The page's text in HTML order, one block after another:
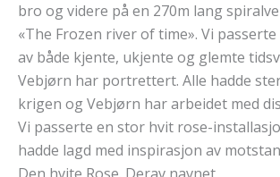
bro og videre på en 270m lang
«The Frozen river of time». Vi
av både kjente, ukjente og glemte
Vebjørn har portrettert. Alle hadde
krigen og Vebjørn har arbeidet med
Vi passerte en stor hvit rose-
hadde lagd med inspirasjon av